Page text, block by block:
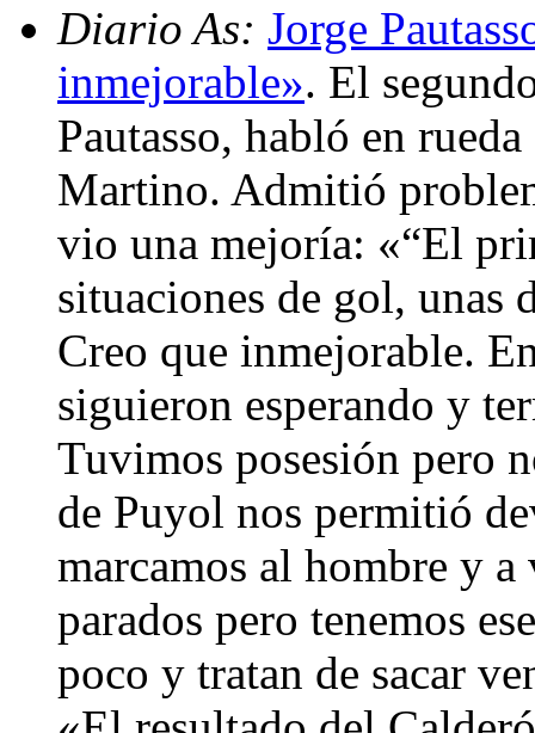
Diario As: Jorge
inmejorable». El
Pautasso, habló en
Martino. Admitió
vio una mejoría: «“El
situaciones de gol, unas
Creo que inmejorable.
siguieron esperando y
Tuvimos posesión pero
de Puyol nos permitió
marcamos al hombre y a
parados pero tenemos
poco y tratan de sacar